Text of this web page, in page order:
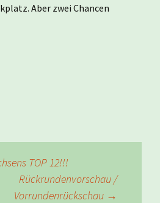
Aber zwei Chancen
TOP 12!!!
Rückrundenvorschau /
Vorrundenrückschau →